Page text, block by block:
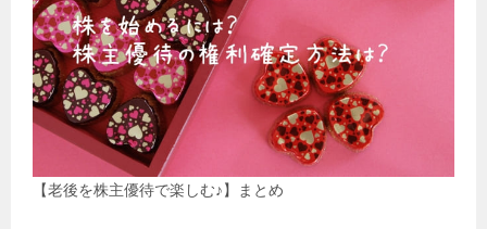
【老後を株主優待で楽しむ♪】まとめ